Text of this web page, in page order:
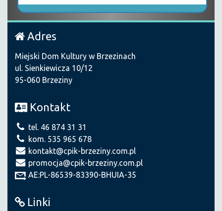
Adres
Miejski Dom Kultury w Brzezinach
ul. Sienkiewicza 10/12
95-060 Brzeziny
Kontakt
tel. 46 874 31 31
kom. 535 965 678
kontakt@cpik-brzeziny.com.pl
promocja@cpik-brzeziny.com.pl
AE:PL-86539-83390-BHUIA-35
Linki